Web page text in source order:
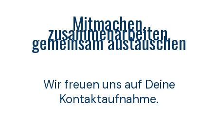
Mitmachen,
zusammenarbeiten,
gemeinsam austauschen
Wir freuen uns auf Deine
Kontaktaufnahme.